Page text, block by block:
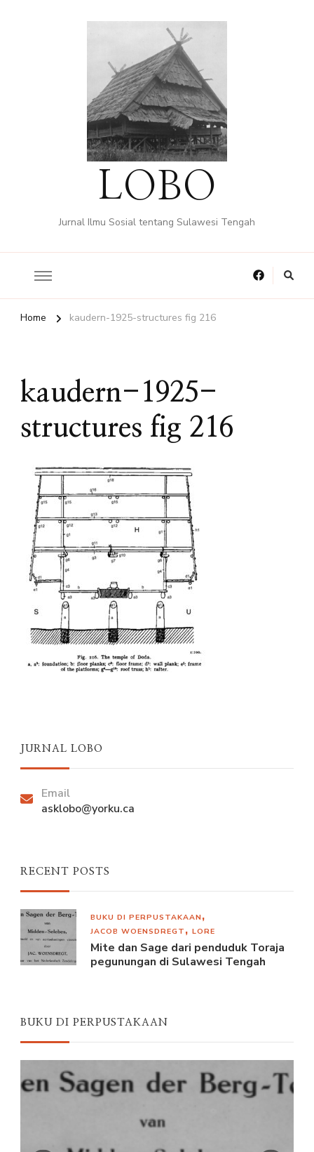
LOBO
Jurnal Ilmu Sosial tentang Sulawesi Tengah
Home kaudern-1925-structures fig 216
kaudern-1925-
structures fig 216
JURNAL LOBO
Email
asklobo@yorku.ca
RECENT POSTS
BUKU DI PERPUSTAKAAN
JACOB WOENSDREGT
LORE
Mite dan Sage dari penduduk Toraja
pegunungan di Sulawesi Tengah
BUKU DI PERPUSTAKAAN